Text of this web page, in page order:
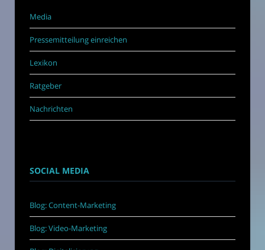
Media
Pressemitteilung einreichen
Lexikon
Ratgeber
Nachrichten
SOCIAL MEDIA
Blog: Content-Marketing
Blog: Video-Marketing